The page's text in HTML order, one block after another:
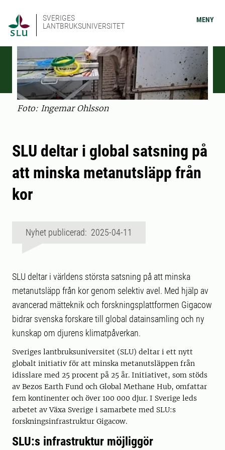
SVERIGES
LANTBRUKSUNIVERSITET
MENY
Foto: Ingemar Ohlsson
SLU deltar i global satsning på
att minska metanutsläpp från
kor
Nyhet publicerad: 2025-04-11
SLU deltar i världens största satsning på att minska
metanutsläpp från kor genom selektiv avel. Med hjälp av
avancerad mätteknik och forskningsplattformen Gigacow
bidrar svenska forskare till global datainsamling och ny
kunskap om djurens klimatpåverkan.
Sveriges lantbruksuniversitet (SLU) deltar i ett nytt
globalt initiativ för att minska metanutsläppen från
idisslare med 25 procent på 25 år. Initiativet, som stöds
av Bezos Earth Fund och Global Methane Hub, omfattar
fem kontinenter och över 100 000 djur. I Sverige leds
arbetet av Växa Sverige i samarbete med SLU:s
forskningsinfrastruktur Gigacow.
SLU:s infrastruktur möjliggör